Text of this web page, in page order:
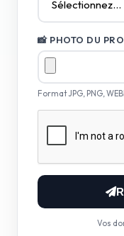
📸 PHOTO DU
Format JPG, PNG,
Vos